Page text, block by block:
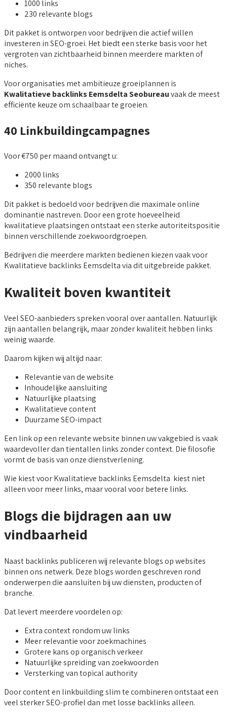
1000 links
230 relevante blogs
Dit pakket is ontworpen voor bedrijven die actief willen
investeren in SEO-groei. Het biedt een sterke basis voor het
vergroten van zichtbaarheid binnen meerdere markten of
niches.
Voor organisaties met ambitieuze groeiplannen is
Kwalitatieve backlinks Eemsdelta Seobureauvaak de meest
efficiënte keuze om schaalbaar te groeien.
40 Linkbuildingcampagnes
Voor €750 per maand ontvangt u:
2000 links
350 relevante blogs
Dit pakket is bedoeld voor bedrijven die maximale online
dominantie nastreven. Door een grote hoeveelheid
kwalitatieve plaatsingen ontstaat een sterke autoriteitspositie
binnen verschillende zoekwoordgroepen.
Bedrijven die meerdere markten bedienen kiezen vaak voor
Kwalitatieve backlinks Eemsdelta via dit uitgebreide pakket.
Kwaliteit boven kwantiteit
Veel SEO-aanbieders spreken vooral over aantallen. Natuurlijk
zijn aantallen belangrijk, maar zonder kwaliteit hebben links
weinig waarde.
Daarom kijken wij altijd naar:
Relevantie van de website
Inhoudelijke aansluiting
Natuurlijke plaatsing
Kwalitatieve content
Duurzame SEO-impact
Een link op een relevante website binnen uw vakgebied is vaak
waardevoller dan tientallen links zonder context. Die filosofie
vormt de basis van onze dienstverlening.
Wie kiest voor Kwalitatieve backlinks Eemsdelta kiest niet
alleen voor meer links, maar vooral voor betere links.
Blogs die bijdragen aan uw
vindbaarheid
Naast backlinks publiceren wij relevante blogs op websites
binnen ons netwerk. Deze blogs worden geschreven rond
onderwerpen die aansluiten bij uw diensten, producten of
branche.
Dat levert meerdere voordelen op:
Extra context rondom uw links
Meer relevantie voor zoekmachines
Grotere kans op organisch verkeer
Natuurlijke spreiding van zoekwoorden
Versterking van topical authority
Door content en linkbuilding slim te combineren ontstaat een
veel sterker SEO-profiel dan met losse backlinks alleen.